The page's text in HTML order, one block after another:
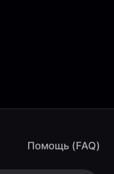
Помощь (FAQ)